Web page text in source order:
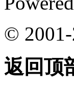
©
返回顶